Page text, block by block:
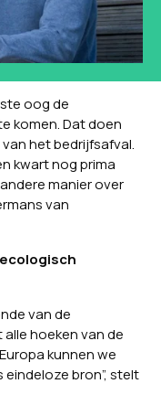
oog de
komen. Dat doen
het bedrijfsafval.
kwart nog prima
manier over
van
van de
hoeken van de
kunnen we
bron”, stelt